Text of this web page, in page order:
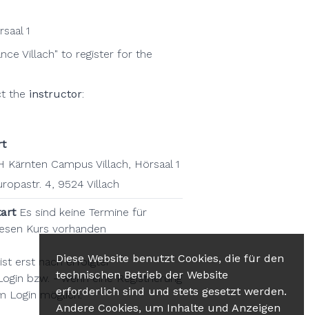
1
Villach" to register for the
the instructor:
Kärnten Campus Villach, Hörsaal 1
4, 9524 Villach
Es sind keine Termine für
Kurs vorhanden
erst nach erfolgter
bzw. - wenn eine Registrierung
Login möglich.
Diese Website benutzt Cookies, die für den
technischen Betrieb der Website
erforderlich sind und stets gesetzt werden.
Andere Cookies, um Inhalte und Anzeigen